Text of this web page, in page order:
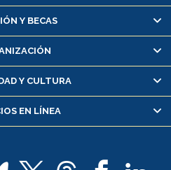
en línea
de asignaturas
de notas
y dental
y crédito alumnos
Y BECAS
Y CULTURA
EN LÍNEA